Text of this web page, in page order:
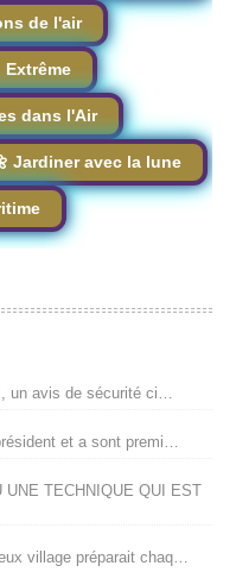
de l'air
Extrême
dans l'Air
Jardiner avec la lune
un avis de sécurité ci…
et a sont premi…
UNE TECHNIQUE QUI EST
village préparait chaq…